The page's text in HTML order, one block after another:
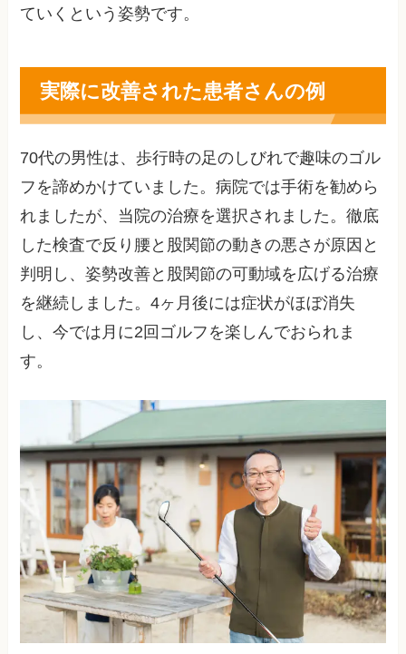
ていくという姿勢です。
実際に改善された患者さんの例
70代の男性は、歩行時の足のしびれで趣味のゴル
フを諦めかけていました。病院では手術を勧めら
れましたが、当院の治療を選択されました。徹底
した検査で反り腰と股関節の動きの悪さが原因と
判明し、姿勢改善と股関節の可動域を広げる治療
を継続しました。4ヶ月後には症状がほぼ消失
し、今では月に2回ゴルフを楽しんでおられま
す。